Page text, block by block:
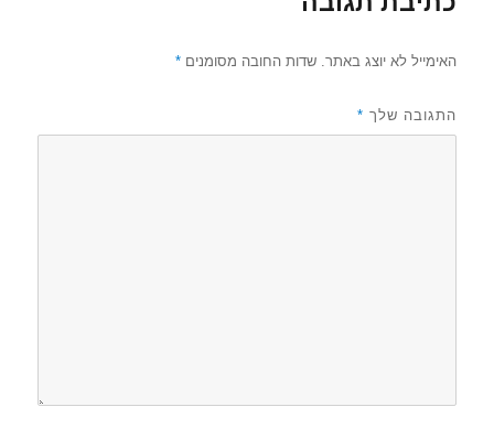
האימייל לא יוצג באתר. שדות החובה מסומנים*
התגובה שלך *